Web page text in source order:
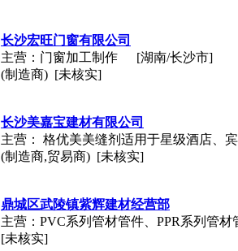
长沙宏旺门窗有限公司
主营：门窗加工制作
(制造商) [未核实]
[湖南/长沙市]
长沙美嘉宝建材有限公司
主营： 格优美美缝剂适用于星级酒店、
(制造商,贸易商) [未核实]
鼎城区武陵镇紫辉建材经营部
主营：PVC系列管材管件、PPR系列管
[未核实]